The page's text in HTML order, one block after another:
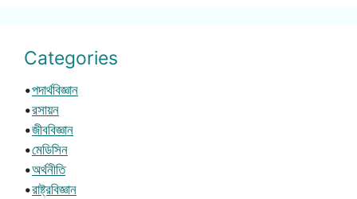
Categories
•পদার্থবিজ্ঞান
•রসায়ন
•জীববিজ্ঞান
•মেডিসিন
•অর্থনীতি
•রাষ্ট্রবিজ্ঞান